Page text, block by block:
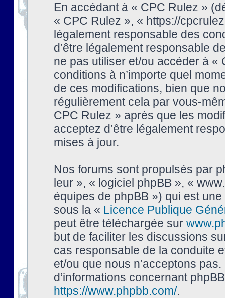
En accédant à « CPC Rulez »
« CPC Rulez », « https://
légalement responsable des
d’être légalement responsable
ne pas utiliser et/ou accéder à
conditions à n’importe quel
de ces modifications, bien que
régulièrement cela par vous-
CPC Rulez » après que les
acceptez d’être légalement
mises à jour.
Nos forums sont propulsés par
leur », « logiciel phpBB », «
équipes de phpBB ») qui est
sous la « Licence Publique
peut être téléchargée sur
but de faciliter les discussions
cas responsable de la conduite
et/ou que nous n’acceptons
d’informations concernant
https://www.phpbb.com/.